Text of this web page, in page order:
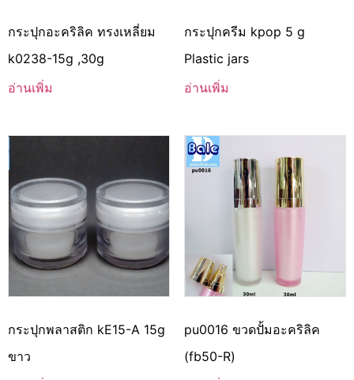
กระปุกอะคริลิค ทรงเหลี่ยม
k0238-15g ,30g
อ่านเพิ่ม
กระปุกครีม kpop 5 g
Plastic jars
อ่านเพิ่ม
กระปุกพลาสติก kE15-A 15g
ขาว
pu0016 ขวดปั้มอะคริลิค
(fb50-R)